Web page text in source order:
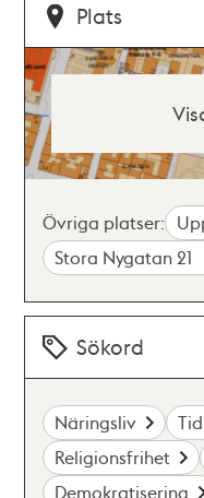
Plats
Övriga platser:
Stora Nygatan 21
Sökord
Näringsliv
Religionsfrihet
Demokratisering